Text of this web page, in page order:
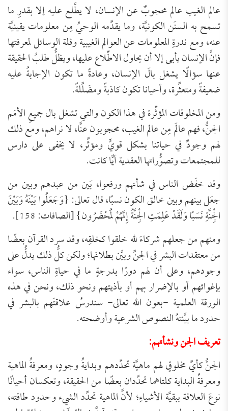
عالم الغيب عالم محجوبٌ عن الإنسان، لا يطَّلع عليه إلا بقدرِ ما
تسمح به السنَن الكونيَّة، وما يقدِّمه الوحيُ مِن معلومات يقينيَّة
عنه، ومع ندرةِ المعلومات عن العوالم الغيبية وقلة الوسائل لمعرفتها
فإنَّ الإنسان يأبى إلا أن يحاول الاطِّلاع عليها، ويظلُّ طلبُ الحقيقة
عنها سؤالًا يشغل بالَ الإنسان، وعادةً ما تكون الإجابةُ عليه
ضعيفةً ومتعثِّرة، وأحيانا تكون كاذبةً ومضَلِّلةً.
ومن المخلوقات المؤثِّرة في هذا الكون والتي تشغل بال جميعِ الأمَم
الجنُّ، فهم عالَم مِن عالم الغيب، محجوبون عنَّا، لا نراهم، ومع ذلك
لهم وجودٌ في حياتنا بشكل قويٍّ ومؤثِّر، لا يخفى على دارس
للمجتمعات وتصوُّراتها العقدية أيًّا كانت.
وقد خفَض الناس في شأنهم ورفعوا، بَين من عبدهم وبين من
جعَل بينهم وبين خالق الكون نسبًا، قال تعالى: {وَجَعَلُوا بَيْنَهُ وَبَيْنَ
الْجِنَّةِ نَسَبًا وَلَقَدْ عَلِمَتِ الْجِنَّةُ إِنَّهُمْ لَمُحْضَرُون} [الصافات: 158].
ومنهم من جعلهم شركاءَ لله خلقوا كخلقِه، وقد سرد القرآن بعضًا
من معتقدات البشر في الجنِّ وبيَّن بطلانَها؛ ولكن كلُّ ذلك يدلُّ على
وجودهم، وعلى أن لهم دورًا بدرجةٍ ما في حياةِ الناس، سواء
بإغوائهم أو بالإضرار بهم أو بأذيتهم ونحو ذلك، ونحن في هذه
الورقة العلمية -بعون الله تعالى- سندرسُ علاقتَهم بالبشر في
حدود ما بيَّنتهُ النصوص الشرعية وأوضحته.
تعريف الجن ونشأتهم:
الجنُّ كأيِّ مخلوقٍ لهم ماهيَّة تحدِّدهم وبدايةُ وجودٍ، ومعرفةُ الماهية
ومعرفةُ البداية كلتاهما تحدِّدان بعضًا من الحقيقة، وتعكسان أحيانًا
نوعَ العلاقة ببقيَّة الأشياءِ؛ لأنَّ الماهية تحدِّد الشيء وحدود طاقته،